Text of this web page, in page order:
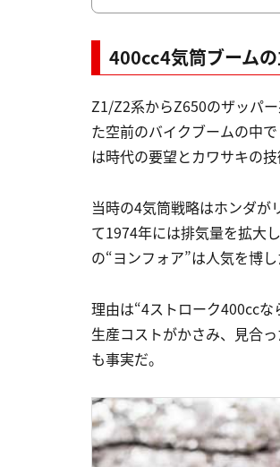
400cc4気筒ブーム
Z1/Z2系からZ650のザッパ
た空前のバイクブームの中
は時代の要望とカワサキの
当時の4気筒戦略はホンダが
て1974年には排気量を拡大
の“ヨンフォア”は人気を博
理由は“4ストローク400cc
生産コストがかさみ、見合
も事実だ。